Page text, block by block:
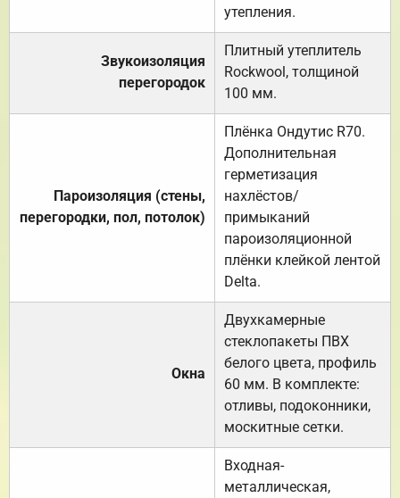
утепления.
Звукоизоляция
перегородок
Плитный утеплитель
Rockwool, толщиной
100 мм.
Пароизоляция (стены,
перегородки, пол, потолок)
Плёнка Ондутис R70.
Дополнительная
герметизация
нахлёстов/
примыканий
пароизоляционной
плёнки клейкой лентой
Delta.
Окна
Двухкамерные
стеклопакеты ПВХ
белого цвета, профиль
60 мм. В комплекте:
отливы, подоконники,
москитные сетки.
Входная-
металлическая,